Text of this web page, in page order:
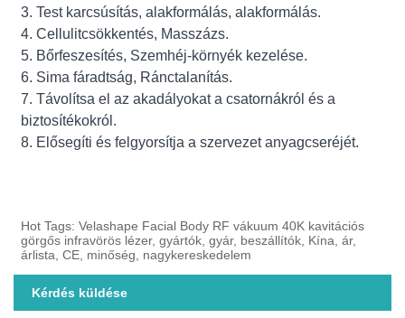
3. Test karcsúsítás, alakformálás, alakformálás.
4. Cellulitcsökkentés, Masszázs.
5. Bőrfeszesítés, Szemhéj-környék kezelése.
6. Sima fáradtság, Ránctalanítás.
7. Távolítsa el az akadályokat a csatornákról és a
biztosítékokról.
8. Elősegíti és felgyorsítja a szervezet anyagcseréjét.
Hot Tags: Velashape Facial Body RF vákuum 40K kavitációs
görgős infravörös lézer, gyártók, gyár, beszállítók, Kína, ár,
árlista, CE, minőség, nagykereskedelem
Kérdés küldése